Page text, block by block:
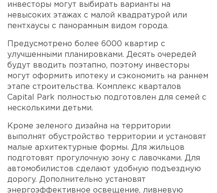
инвесторы могут выбирать варианты на
невысоких этажах с малой квадратурой или
пентхаусы с панорамным видом города.
Предусмотрено более 6000 квартир с
улучшенными планировками. Десять очередей
будут вводить поэтапно, поэтому инвесторы
могут оформить ипотеку и сэкономить на раннем
этапе строительства. Комплекс кварталов
Capital Park полностью подготовлен для семей с
несколькими детьми.
Кроме зеленого дизайна на территории
выполнят обустройство территории и установят
малые архитектурные формы. Для жильцов
подготовят прогулочную зону с лавочками. Для
автомобилистов сделают удобную подъездную
дорогу. Дополнительно установят
энергоэффективное освещение, ливневую